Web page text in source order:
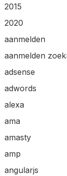
2015
2020
aanmelden
aanmelden
adsense
adwords
alexa
ama
amasty
amp
angularjs